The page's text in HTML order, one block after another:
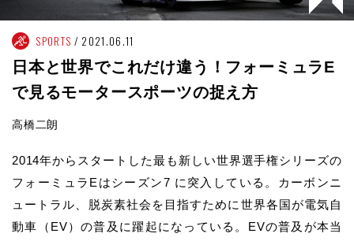
SPORTS 2021.06.11
日本と世界でこれだけ違う！フォーミュラE
で見るモータースポーツの捉え方
高橋二朗
2014年からスタートした最も新しい世界選手権シリーズの
フォーミュラEはシーズン7 に突入している。カーボンニ
ュートラル、脱炭素社会を目指すために世界各国が電気自
動車（EV）の普及に躍起になっている。EVの普及が本当